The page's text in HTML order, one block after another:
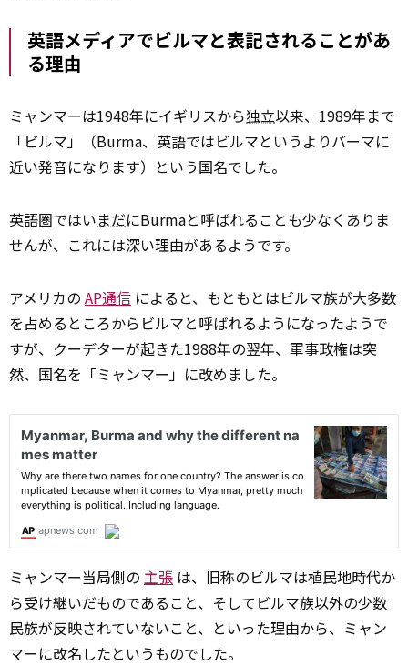
英語メディアでビルマと表記されることがあ
る理由
ミャンマーは1948年にイギリスから独立以来、1989年まで
「ビルマ」（Burma、英語ではビルマというよりバーマに
近い発音になります）という国名でした。
英語圏ではいまだにBurmaと呼ばれることも少なくありま
せんが、これには深い理由があるようです。
アメリカの AP通信 によると、もともとはビルマ族が大多数
を占めるところからビルマと呼ばれるようになったようで
すが、クーデターが起きた1988年の翌年、軍事政権は突
然、国名を「ミャンマー」に改めました。
ミャンマー当局側の 主張 は、旧称のビルマは植民地時代か
ら受け継いだものであること、そしてビルマ族以外の少数
民族が反映されていないこと、といった理由から、ミャン
マーに改名したというものでした。